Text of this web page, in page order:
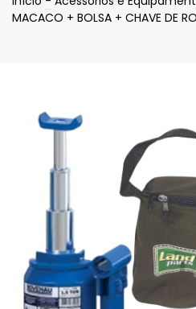
MACACO + BOLSA + CHAVE DE